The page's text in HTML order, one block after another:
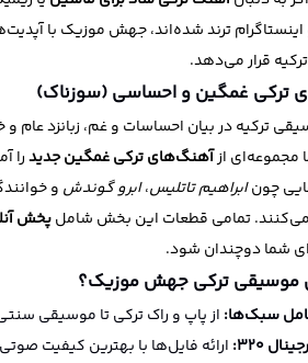
ترند شده‌اند، جهش موزیک با
قرار می‌دهد.
ترکی غمگین و احساسی (سوزناک)
ترکیه در بیان احساسات و غم، زبانزد
مجموعه‌ای ازآهنگ‌های ترکی غمگین جدیدرا
چونابراهیم تاتلیس،ابرو گوندش و
می‌کنند. تمامی قطعات این بخش شاملپخش
شما دوچندان شود.
موسیقی ترکی جهش موزیک؟
سبک‌ها: از پاپ و راک ترکی تا موسیقی
۳۲۰:
ارائه فایل‌ها با بهترین کیفیت